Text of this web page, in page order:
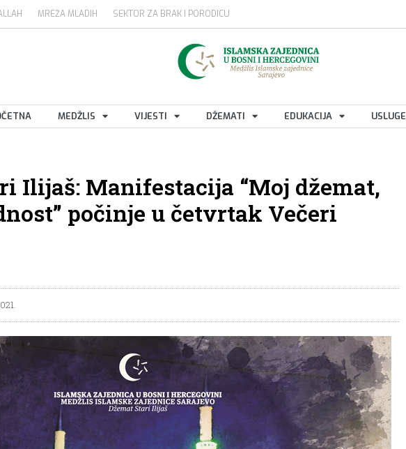
MREŽA MLADIH SEKTOR ZA BRAK I PORODICU
MEDŽLIS VIJESTI DŽEMATI EDUKACIJA USLUGE
Ilijaš: Manifestacija “Moj džemat,
počinje u četvrtak Večeri